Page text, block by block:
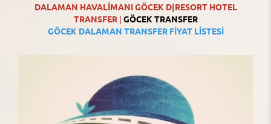
DALAMAN HAVALİMANI GÖCEK D|RESORT HOTEL
TRANSFER| GÖCEK TRANSFER
GÖCEK DALAMAN TRANSFER FİYAT LİSTESİ